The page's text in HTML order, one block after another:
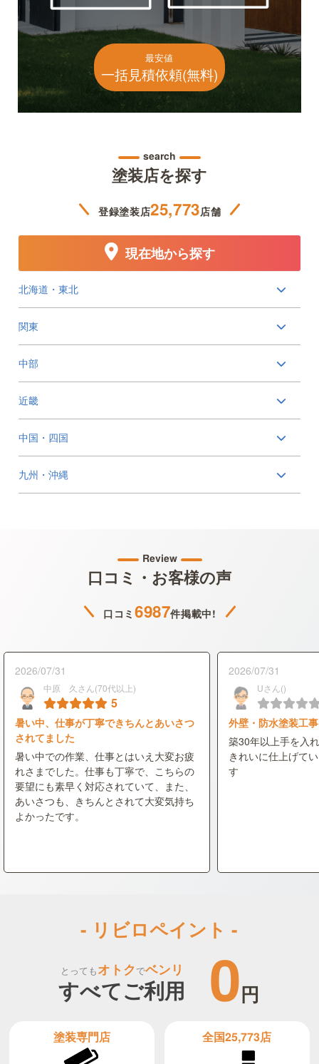
最安値
一括見積依頼(無料)
search
塗装店を探す
登録塗装店25,773店舗
北海道・東北
関東
中部
近畿
中国・四国
九州・沖縄
現在地から探す
Review
口コミ・お客様の声
口コミ6987件掲載中!
2026/07/31
中原 久さん(70代以上)
5
暑い中、仕事が丁寧できちんとあいさつ
されてました
暑い中での作業、仕事とはいえ大変お疲
れさまでした。仕事も丁寧で、こちらの
要望にも素早く対応されていて、また、
あいさつも、きちんとされて大変気持ち
よかったです。
2026/07/31
Uさん()
外壁・防水塗装工事
築30年以上手を入
きれいに仕上げて
す
- リビロペイント -
とってもオトクでベンリ
すべてご利用 0円
塗装専門店 全国25,773店